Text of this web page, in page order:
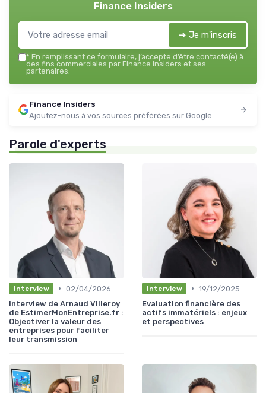
Finance Insiders
➔ Je m'inscris
* En remplissant ce formulaire, j’accepte d’être contacté(e) à
des fins commerciales par Finance Insiders et ses
partenaires.
Finance Insiders
Ajoutez-nous à vos sources préférées sur Google
Parole d'experts
Interview • 02/04/2026
Interview de Arnaud Villeroy
de EstimerMonEntreprise.fr :
Objectiver la valeur des
entreprises pour faciliter
leur transmission
Interview • 19/12/2025
Evaluation financière des
actifs immatériels : enjeux
et perspectives